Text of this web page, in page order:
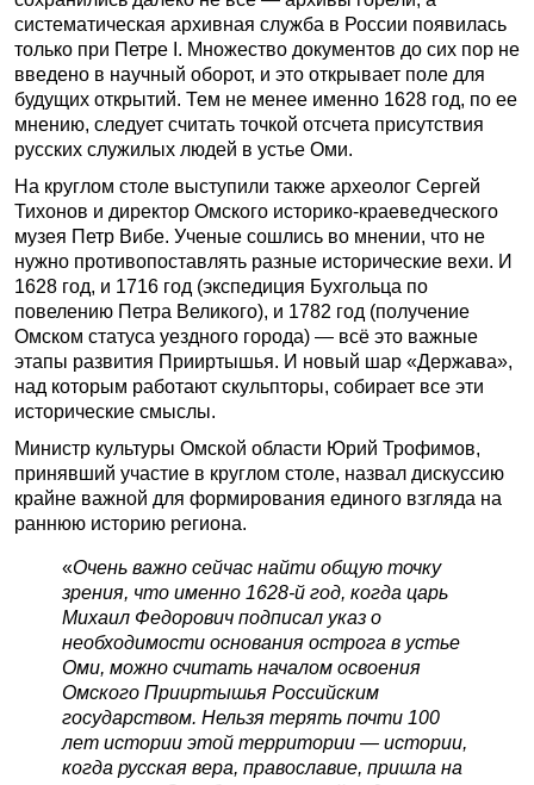
систематическая архивная служба в России появилась
только при Петре I. Множество документов до сих пор не
введено в научный оборот, и это открывает поле для
будущих открытий. Тем не менее именно 1628 год, по ее
мнению, следует считать точкой отсчета присутствия
русских служилых людей в устье Оми.
На круглом столе выступили также археолог Сергей
Тихонов и директор Омского историко-краеведческого
музея Петр Вибе. Ученые сошлись во мнении, что не
нужно противопоставлять разные исторические вехи. И
1628 год, и 1716 год (экспедиция Бухгольца по
повелению Петра Великого), и 1782 год (получение
Омском статуса уездного города) — всё это важные
этапы развития Прииртышья. И новый шар «Держава»,
над которым работают скульпторы, собирает все эти
исторические смыслы.
Министр культуры Омской области Юрий Трофимов,
принявший участие в круглом столе, назвал дискуссию
крайне важной для формирования единого взгляда на
раннюю историю региона.
«Очень важно сейчас найти общую точку
зрения, что именно 1628-й год, когда царь
Михаил Федорович подписал указ о
необходимости основания острога в устье
Оми, можно считать началом освоения
Омского Прииртышья Российским
государством. Нельзя терять почти 100
лет истории этой территории — истории,
когда русская вера, православие, пришла на